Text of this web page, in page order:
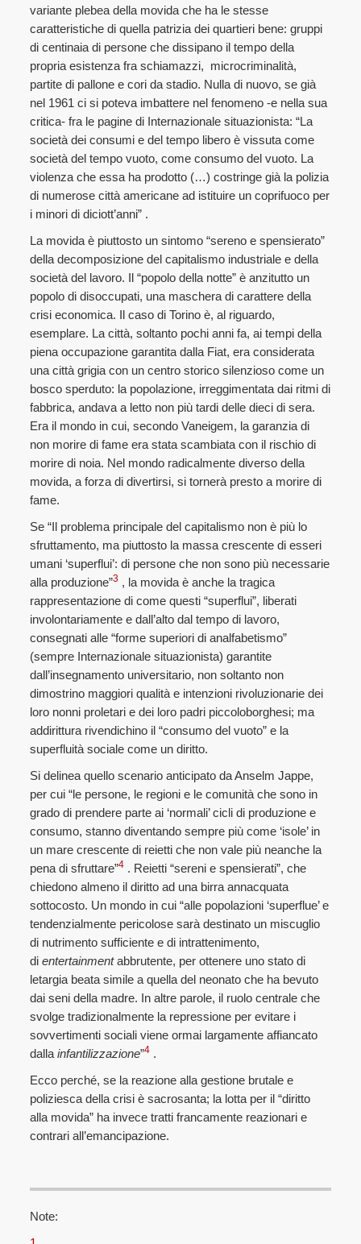
variante plebea della movida che ha le stesse
caratteristiche di quella patrizia dei quartieri bene: gruppi
di centinaia di persone che dissipano il tempo della
propria esistenza fra schiamazzi, microcriminalità,
partite di pallone e cori da stadio. Nulla di nuovo, se già
nel 1961 ci si poteva imbattere nel fenomeno -e nella sua
critica- fra le pagine di Internazionale situazionista: “La
società dei consumi e del tempo libero è vissuta come
società del tempo vuoto, come consumo del vuoto. La
violenza che essa ha prodotto (…) costringe già la polizia
di numerose città americane ad istituire un coprifuoco per
i minori di diciott’anni” .
La movida è piuttosto un sintomo “sereno e spensierato”
della decomposizione del capitalismo industriale e della
società del lavoro. Il “popolo della notte” è anzitutto un
popolo di disoccupati, una maschera di carattere della
crisi economica. Il caso di Torino è, al riguardo,
esemplare. La città, soltanto pochi anni fa, ai tempi della
piena occupazione garantita dalla Fiat, era considerata
una città grigia con un centro storico silenzioso come un
bosco sperduto: la popolazione, irreggimentata dai ritmi di
fabbrica, andava a letto non più tardi delle dieci di sera.
Era il mondo in cui, secondo Vaneigem, la garanzia di
non morire di fame era stata scambiata con il rischio di
morire di noia. Nel mondo radicalmente diverso della
movida, a forza di divertirsi, si tornerà presto a morire di
fame.
Se “Il problema principale del capitalismo non è più lo
sfruttamento, ma piuttosto la massa crescente di esseri
umani ‘superflui’: di persone che non sono più necessarie
alla produzione”3 , la movida è anche la tragica
rappresentazione di come questi “superflui”, liberati
involontariamente e dall’alto dal tempo di lavoro,
consegnati alle “forme superiori di analfabetismo”
(sempre Internazionale situazionista) garantite
dall’insegnamento universitario, non soltanto non
dimostrino maggiori qualità e intenzioni rivoluzionarie dei
loro nonni proletari e dei loro padri piccoloborghesi; ma
addirittura rivendichino il “consumo del vuoto” e la
superfluità sociale come un diritto.
Si delinea quello scenario anticipato da Anselm Jappe,
per cui “le persone, le regioni e le comunità che sono in
grado di prendere parte ai ‘normali’ cicli di produzione e
consumo, stanno diventando sempre più come ‘isole’ in
un mare crescente di reietti che non vale più neanche la
pena di sfruttare”4 . Reietti “sereni e spensierati”, che
chiedono almeno il diritto ad una birra annacquata
sottocosto. Un mondo in cui “alle popolazioni ‘superflue’ e
tendenzialmente pericolose sarà destinato un miscuglio
di nutrimento sufficiente e di intrattenimento,
dientertainmentabbrutente, per ottenere uno stato di
letargia beata simile a quella del neonato che ha bevuto
dai seni della madre. In altre parole, il ruolo centrale che
svolge tradizionalmente la repressione per evitare i
sovvertimenti sociali viene ormai largamente affiancato
dallainfantilizzazione”4 .
Ecco perché, se la reazione alla gestione brutale e
poliziesca della crisi è sacrosanta; la lotta per il “diritto
alla movida” ha invece tratti francamente reazionari e
contrari all’emancipazione.
Note: